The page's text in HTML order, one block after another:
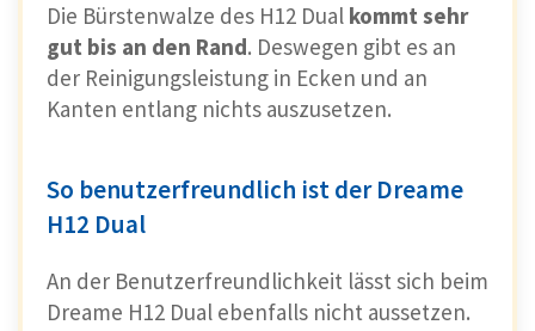
Die Bürstenwalze des H12 Dual kommt sehr
gut bis an den Rand. Deswegen gibt es an
der Reinigungsleistung in Ecken und an
Kanten entlang nichts auszusetzen.
So benutzerfreundlich ist der Dreame
H12 Dual
An der Benutzerfreundlichkeit lässt sich beim
Dreame H12 Dual ebenfalls nicht aussetzen.